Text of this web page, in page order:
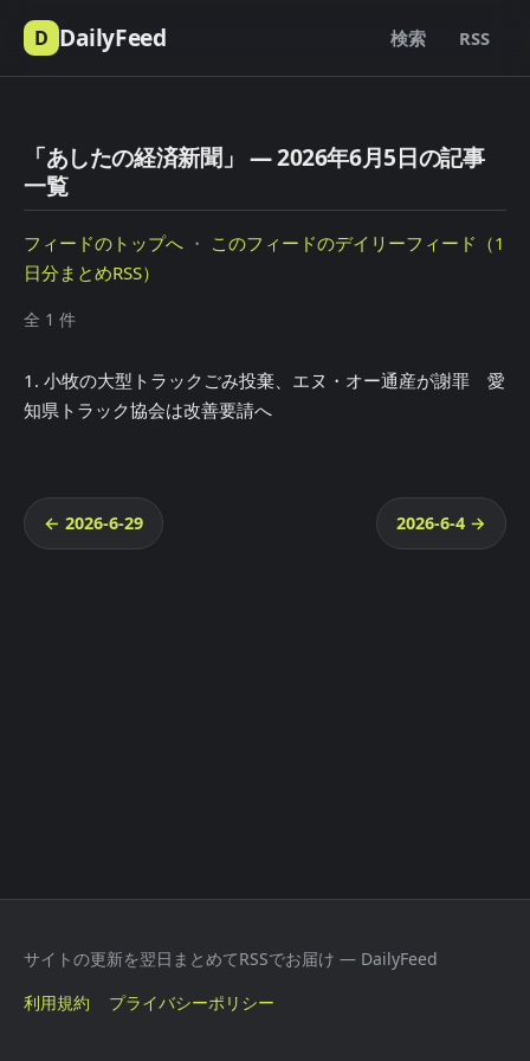
D DailyFeed 検索 RSS
「あしたの経済新聞」 — 2026年6月5日の記事
一覧
フィードのトップへ ・ このフィードのデイリーフィード（1
日分まとめRSS）
全 1 件
1. 小牧の大型トラックごみ投棄、エヌ・オー通産が謝罪 愛
知県トラック協会は改善要請へ
← 2026-6-29 2026-6-4 →
サイトの更新を翌日まとめてRSSでお届け — DailyFeed
利用規約
プライバシーポリシー